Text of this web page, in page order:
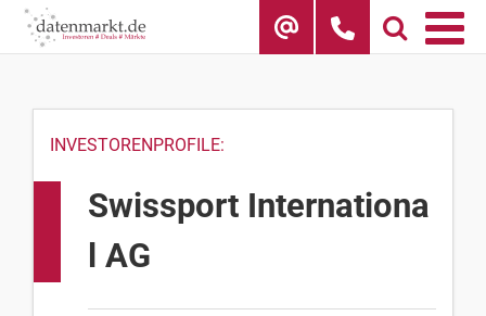
Skip
INVESTORENPROFILE:
Swissport Internationa
l AG